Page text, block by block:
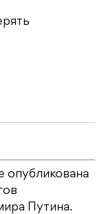
опубликована
Путина.